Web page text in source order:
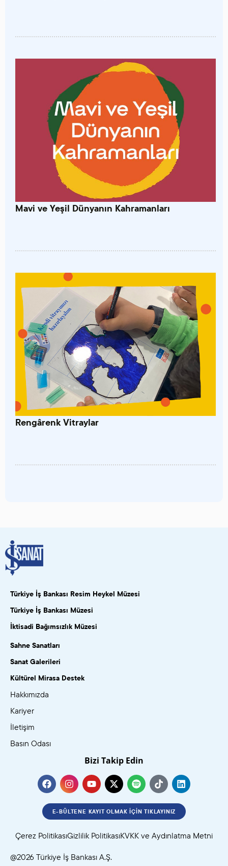
Mavi ve Yeşil Dünyanın Kahramanları
Rengârenk Vitraylar
Türkiye İş Bankası Resim Heykel Müzesi
Türkiye İş Bankası Müzesi
İktisadi Bağımsızlık Müzesi
Sahne Sanatları
Sanat Galerileri
Kültürel Mirasa Destek
Hakkımızda
Kariyer
İletişim
Basın Odası
Bizi Takip Edin
E-BÜLTENE KAYIT OLMAK İÇIN TIKLAYINIZ
Çerez PolitikasıGizlilik PolitikasıKVKK ve Aydınlatma Metni
@2026 Türkiye İş Bankası A.Ş.